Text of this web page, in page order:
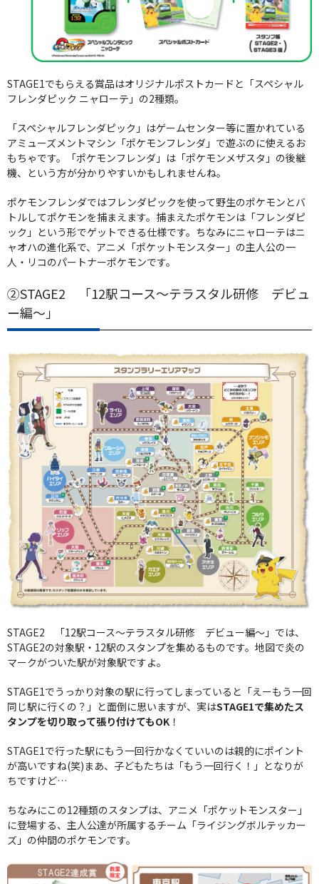
STAGE1でもらえる賞品はオリジナルポストカードと「スペシャル
フレンダピック ニャローテ」の2種類。
「スペシャルフレンダピック」はゲームセンター等に置かれている
アミューズメントマシン「ポケモンフレンダ」で遊ぶのに使えるお
もちゃです。「ポケモンフレンダ」は「ポケモンメザスタ」の後継
機、という方が分かりやすいかもしれませんね。
ポケモンフレンダではフレンダピックを使って野生のポケモンとバ
トルしてポケモンを捕まえます。捕まえたポケモンは「フレンダピ
ック」という形でゲットできる仕様です。ちなみにニャローテはニ
ャオハの進化系で、アニメ「ポケットモンスター」の主人公の一
人・リコのパートナーポケモンです。
②STAGE2 「12駅コース～テラスタル研修 デビュ
ー編～」
STAGE2 「12駅コース～テラスタル研修 デビュー編～」では、
STAGE2の対象駅・12駅のスタンプを集めるものです。地図で炎の
マークがついた駅が対象駅ですよ。
STAGE1でうっかり対象の駅に行ってしまっていると「えーもう一回
同じ駅に行くの？」と面倒に思いますが、実はSTAGE1で集めたス
タンプを切り取って張り付けてもOK！
STAGE1で行った駅にもう一回行かなくていいのは親的にポイント
が高いですね(笑)まあ、子どもたちは「もう一回行く！」となりが
ちですけど…
ちなみにこの12種類のスタンプは、アニメ「ポケットモンスター」
に登場する、主人公達が所属するチーム「ライジングボルテッカー
ズ」の仲間のポケモンです。